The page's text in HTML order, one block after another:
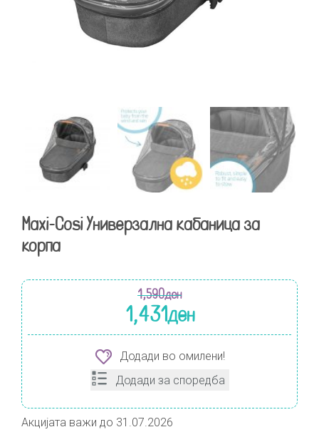
Maxi-Cosi Универзална кабаница за
корпа
1,590ден
1,431ден
Додади во омилени!
Додади за споредба
Акцијата важи до 31.07.2026